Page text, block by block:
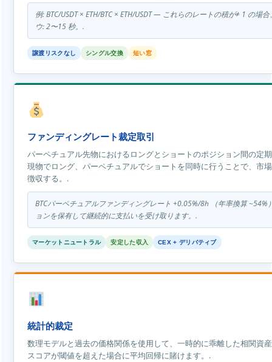
例: BTC/USDT × ETH/BTC × ETH/USDT — これらのレートの積が≠ 1 の場
ウ: 2〜15 秒。.
譲渡リスクなし シングル交換 短い窓
ファンディングレート裁定取引
パーペチュアル先物におけるロングとショートのポジション間の定
現物でロング、パーペチュアルでショートを同時に行うことで、市
徴収する。.
BTCパーペチュアルファンディングレート +0.05%/8h （年率換算
ョンを保有して継続的に支払いを受け取ります。.
マーケットニュートラル 安定した収入 CEX + デリバティブ
統計的裁定
数理モデルと過去の価格関係を使用して、一時的に乖離した相関資
スコアが閾値を超えた場合に平均回帰に賭けます。.